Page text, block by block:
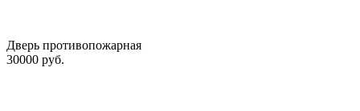
Дверь противопожарная
30000 руб.